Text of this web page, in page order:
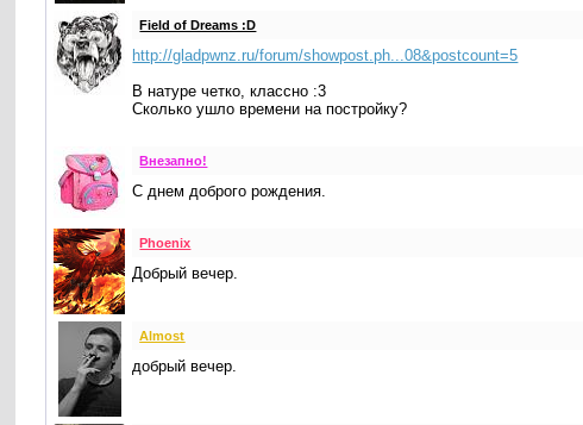
Field of Dreams :D
http://gladpwnz.ru/forum/showpost.ph...08&postcount=5
В натуре четко, классно :3
Сколько ушло времени на постройку?
Внезапнo!
С днем доброго рождения.
Phoenix
Добрый вечер.
Almost
добрый вечер.